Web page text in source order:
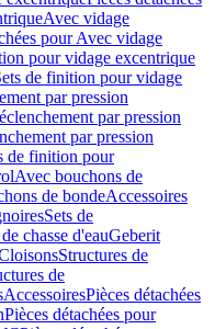
Avec vidage
pour Avec vidage
pour vidage excentrique
de finition pour vidage
par pression
par pression
par pression
de finition pour
Avec bouchons de
de bondeAccessoires
Sets de
chasse d'eauGeberit
Structures de
de
AccessoiresPièces détachées
Pièces détachées pour